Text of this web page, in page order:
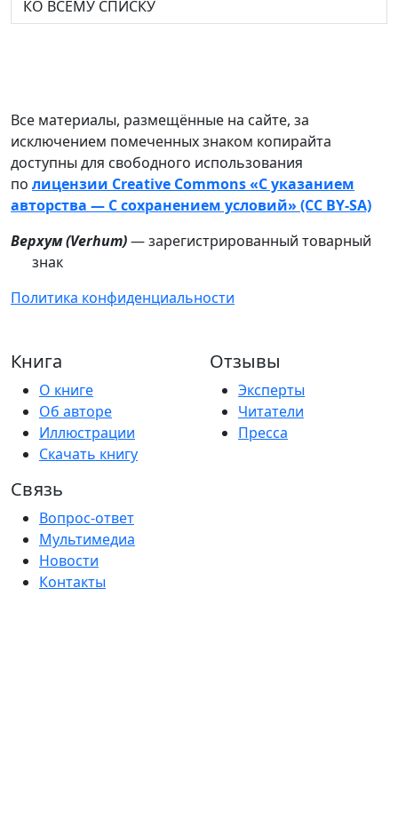
КО ВСЕМУ СПИСКУ
Все материалы, размещённые на сайте, за
исключением помеченных знаком копирайта
доступны для свободного использования
по лицензии Creative Commons «С указанием
авторства — С сохранением условий» (CC BY-SA)
Верхум (Verhum)— зарегистрированный товарный
знак
Политика конфиденциальности
Книга
О книге
Об авторе
Иллюстрации
Скачать книгу
Отзывы
Эксперты
Читатели
Пресса
Связь
Вопрос-ответ
Мультимедиа
Новости
Контакты